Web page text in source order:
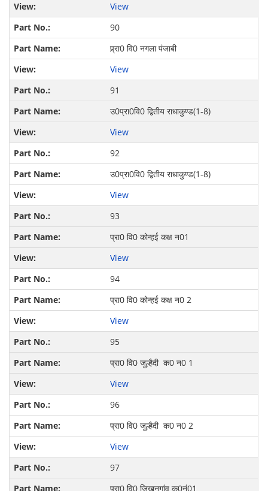
View
90
प्र्रा0 वि0 नगला पंजाबी
View
91
उ0प्रा0वि0 द्वितीय राधाकुण्ड(1-8)
View
92
उ0प्रा0वि0 द्वितीय राधाकुण्ड(1-8)
View
93
प्रा0 वि0 कोन्हई कक्ष न01
View
94
प्रा0 वि0 कोन्हई कक्ष न0 2
View
95
प्रा0 वि0 जुल्हैदी क0 न0 1
View
96
प्रा0 वि0 जुल्हैदी क0 न0 2
View
97
प्रा0 वि0 जिखनगांव क0नं01